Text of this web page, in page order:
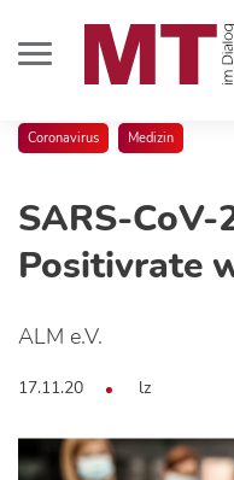
Coronavirus Medizin
SARS-CoV-
Positivrate
ALM e.V.
17.11.20 lz